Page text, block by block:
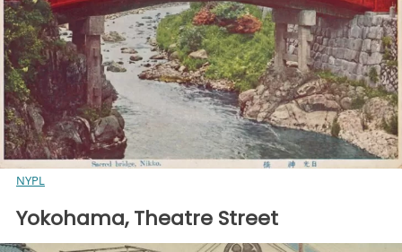
NYPL
Yokohama, Theatre Street